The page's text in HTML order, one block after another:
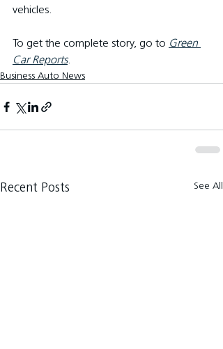
vehicles.
To get the complete story, go to Green
Car Reports.
Business Auto News
Recent Posts See All